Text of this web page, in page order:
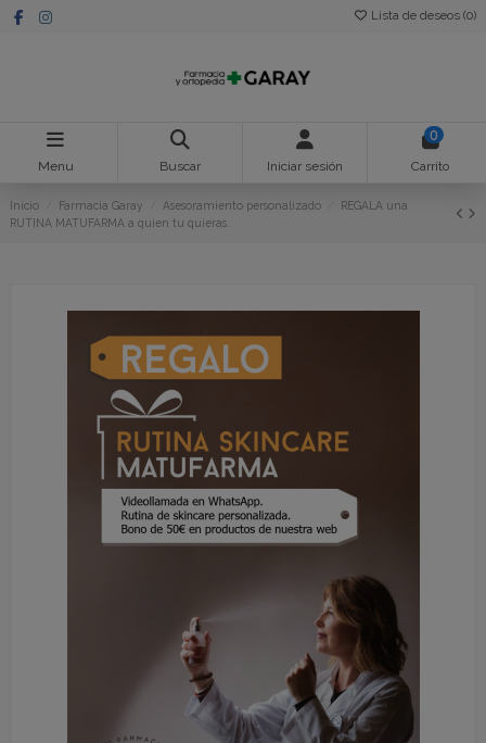
Lista de deseos (0)
Menu Buscar Iniciar sesión
0
Carrito
Inicio Farmacia Garay Asesoramiento personalizado
REGALA una
RUTINA MATUFARMA a quien tu quieras.